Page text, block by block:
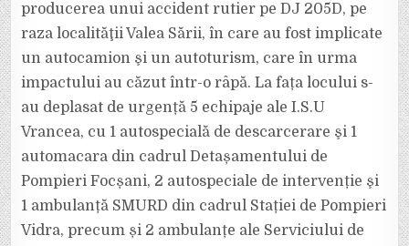
producerea unui accident rutier pe DJ 205D, pe
raza localităţii Valea Sării, în care au fost implicate
un autocamion şi un autoturism, care în urma
impactului au căzut într-o râpă. La fața locului s-
au deplasat de urgență 5 echipaje ale I.S.U
Vrancea, cu 1 autospecială de descarcerare şi 1
automacara din cadrul Detașamentului de
Pompieri Focșani, 2 autospeciale de intervenție şi
1 ambulanță SMURD din cadrul Stației de Pompieri
Vidra, precum și 2 ambulanțe ale Serviciului de